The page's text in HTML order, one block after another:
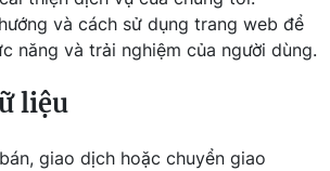
và cách sử dụng trang web để
năng và trải nghiệm của người dùng.
liệu
giao dịch hoặc chuyển giao